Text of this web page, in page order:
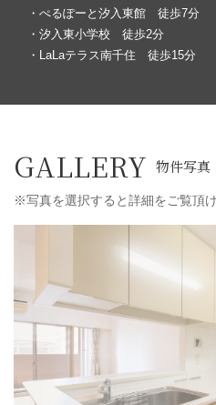
・ぺるぽーと汐入東館 徒歩7分
・汐入東小学校 徒歩2分
・LaLaテラス南千住 徒歩15分
GALLERY 物件写真
※写真を選択すると詳細をご覧頂け